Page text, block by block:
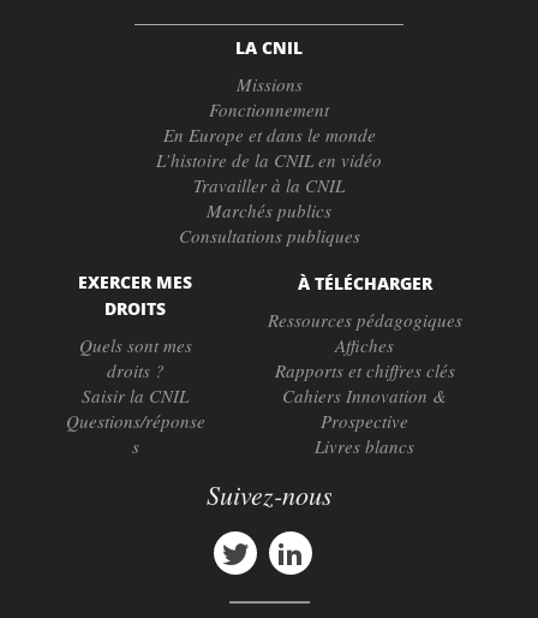
LA CNIL
Missions
Fonctionnement
En Europe et dans le monde
L’histoire de la CNIL en vidéo
Travailler à la CNIL
Marchés publics
Consultations publiques
EXERCER MES
DROITS
Quels sont mes
droits ?
Saisir la CNIL
Questions/réponse
s
À TÉLÉCHARGER
Ressources pédagogiques
Affiches
Rapports et chiffres clés
Cahiers Innovation &
Prospective
Livres blancs
Suivez-nous